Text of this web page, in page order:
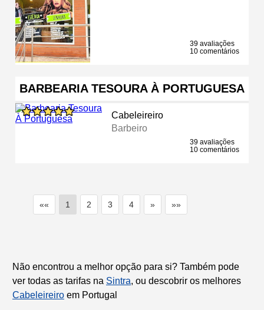
39 avaliações
10 comentários
BARBEARIA TESOURA À PORTUGUESA
Cabeleireiro
Barbeiro
39 avaliações
10 comentários
«« 1 2 3 4 » »»
Não encontrou a melhor opção para si? Também pode
ver todas as tarifas na Sintra, ou descobrir os melhores
Cabeleireiro em Portugal